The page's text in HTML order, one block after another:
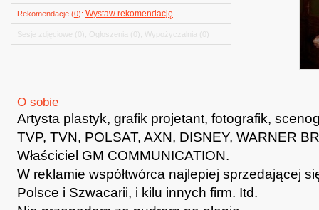
Rekomendacje (0): Wystaw rekomendację
Sesje zdjęciowe (0) Ogłoszenia (0) Wypożyczalnia (0)
O sobie
Artysta plastyk, grafik projetant, fotografik,
TVP, TVN, POLSAT, AXN, DISNEY, WARNER
Właściciel GM COMMUNICATION.
W reklamie współtwórca najlepiej sprzedającej
Polsce i Szwacarii, i kilu innych firm. Itd.